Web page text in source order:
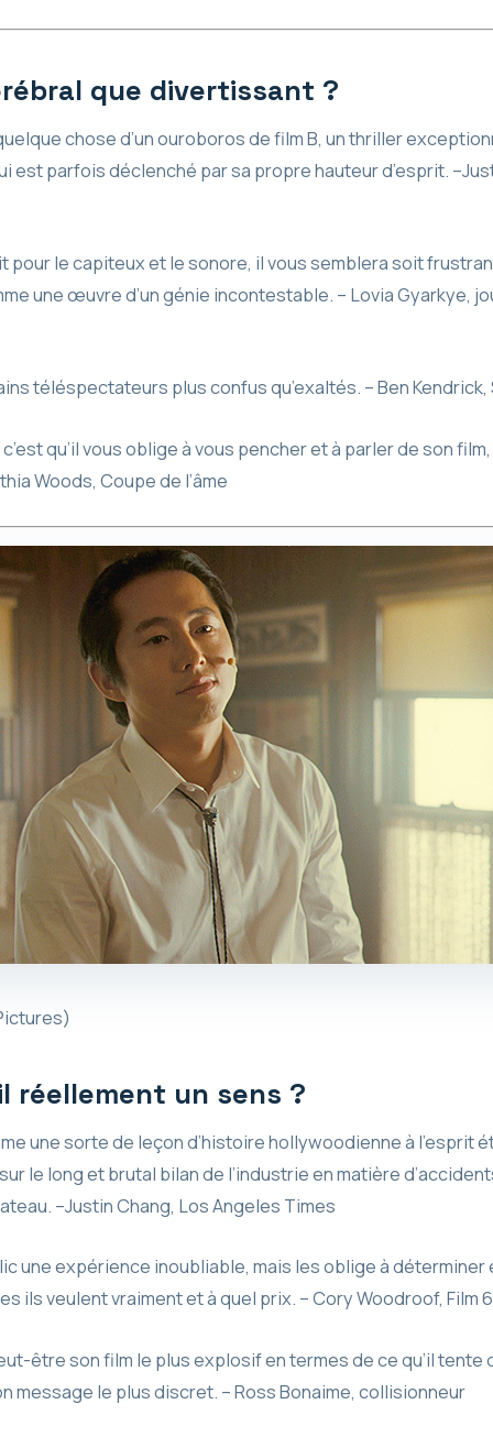
que divertissant ?
chose d’un ouroboros de film B, un thriller
est parfois déclenché par sa propre hauteur d’esprit.
pour le capiteux et le sonore, il vous semblera soit
une œuvre d’un génie incontestable. – Lovia Gyarkye,
téléspectateurs plus confus qu’exaltés. – Ben Kendrick,
qu’il vous oblige à vous pencher et à parler de son
Woods, Coupe de l’âme
réellement un sens ?
une sorte de leçon d’histoire hollywoodienne à l’esprit
le long et brutal bilan de l’industrie en matière
–Justin Chang, Los Angeles Times
une expérience inoubliable, mais les oblige à
ils veulent vraiment et à quel prix. – Cory Woodroof, Film
être son film le plus explosif en termes de ce qu’il tente
message le plus discret. – Ross Bonaime, collisionneur